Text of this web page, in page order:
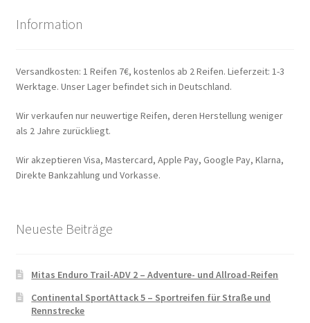
Information
Versandkosten: 1 Reifen 7€, kostenlos ab 2 Reifen. Lieferzeit: 1-3
Werktage. Unser Lager befindet sich in Deutschland.
Wir verkaufen nur neuwertige Reifen, deren Herstellung weniger
als 2 Jahre zurückliegt.
Wir akzeptieren Visa, Mastercard, Apple Pay, Google Pay, Klarna,
Direkte Bankzahlung und Vorkasse.
Neueste Beiträge
Mitas Enduro Trail-ADV 2 – Adventure- und Allroad-Reifen
Continental SportAttack 5 – Sportreifen für Straße und
Rennstrecke